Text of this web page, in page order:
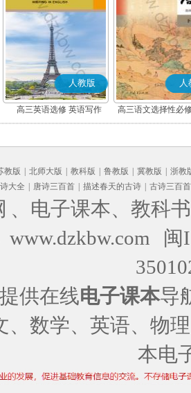
人教版
高三英语选修 英语写作
人
高三语文选择性必
编版)
教版 北师大版 教科版 鲁教版 冀教版
浙教
大全
唐诗三百首 描述春天的古诗 古诗三百首
、电子课本、教科
闽
供在线电子课本导
、数学、英语、物
本电